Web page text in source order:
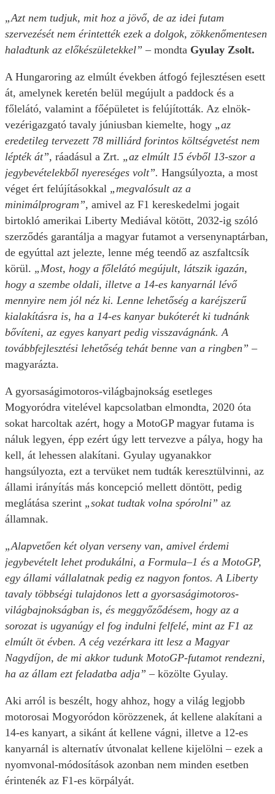
„Azt nem tudjuk, mit hoz a jövő, de az idei futam
szervezését nem érintették ezek a dolgok, zökkenőmentesen
haladtunk az előkészületekkel” – mondta Gyulay Zsolt.
A Hungaroring az elmúlt években átfogó fejlesztésen esett
át, amelynek keretén belül megújult a paddock és a
főlelátó, valamint a főépületet is felújították. Az elnök-
vezérigazgató tavaly júniusban kiemelte, hogy „az
eredetileg tervezett 78 milliárd forintos költségvetést nem
lépték át”, ráadásul a Zrt. „az elmúlt 15 évből 13-szor a
jegybevételekből nyereséges volt”. Hangsúlyozta, a most
véget ért felújításokkal „megvalósult az a
minimálprogram”, amivel az F1 kereskedelmi jogait
birtokló amerikai Liberty Mediával kötött, 2032-ig szóló
szerződés garantálja a magyar futamot a versenynaptárban,
de egyúttal azt jelezte, lenne még teendő az aszfaltcsík
körül. „Most, hogy a főlelátó megújult, látszik igazán,
hogy a szembe oldali, illetve a 14-es kanyarnál lévő
mennyire nem jól néz ki. Lenne lehetőség a karéjszerű
kialakításra is, ha a 14-es kanyar bukóterét ki tudnánk
bővíteni, az egyes kanyart pedig visszavágnánk. A
továbbfejlesztési lehetőség tehát benne van a ringben” –
magyarázta.
A gyorsaságimotoros-világbajnokság esetleges
Mogyoródra vitelével kapcsolatban elmondta, 2020 óta
sokat harcoltak azért, hogy a MotoGP magyar futama is
náluk legyen, épp ezért úgy lett tervezve a pálya, hogy ha
kell, át lehessen alakítani. Gyulay ugyanakkor
hangsúlyozta, ezt a tervüket nem tudták keresztülvinni, az
állami irányítás más koncepció mellett döntött, pedig
meglátása szerint „sokat tudtak volna spórolni” az
államnak.
„Alapvetően két olyan verseny van, amivel érdemi
jegybevételt lehet produkálni, a Formula–1 és a MotoGP,
egy állami vállalatnak pedig ez nagyon fontos. A Liberty
tavaly többségi tulajdonos lett a gyorsaságimotoros-
világbajnokságban is, és meggyőződésem, hogy az a
sorozat is ugyanúgy el fog indulni felfelé, mint az F1 az
elmúlt öt évben. A cég vezérkara itt lesz a Magyar
Nagydíjon, de mi akkor tudunk MotoGP-futamot rendezni,
ha az állam ezt feladatba adja” – közölte Gyulay.
Aki arról is beszélt, hogy ahhoz, hogy a világ legjobb
motorosai Mogyoródon körözzenek, át kellene alakítani a
14-es kanyart, a sikánt át kellene vágni, illetve a 12-es
kanyarnál is alternatív útvonalat kellene kijelölni – ezek a
nyomvonal-módosítások azonban nem minden esetben
érintenék az F1-es körpályát.